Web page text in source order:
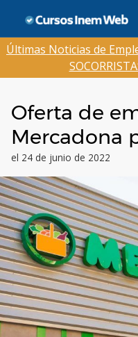
contenido
Últimas Noticias de
Oferta de
Mercadona
el 24 de junio de 2022